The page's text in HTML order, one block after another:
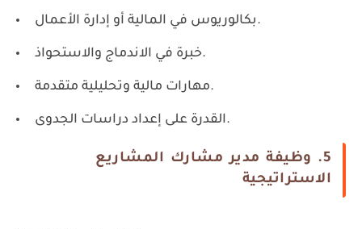
بكالوريوس في المالية أو إدارة الأعمال.
خبرة في الاندماج والاستحواذ.
مهارات مالية وتحليلية متقدمة.
القدرة على إعداد دراسات الجدوى.
5. وظيفة مدير مشارك المشاريع
الاستراتيجية